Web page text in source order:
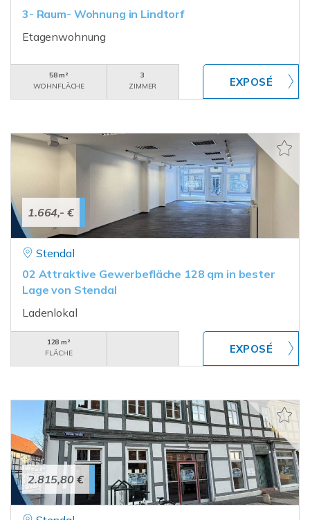
3- Raum- Wohnung in Lindtorf
Etagenwohnung
58 m²
WOHNFLÄCHE
3
ZIMMER
1.664,- €
Stendal
02 Attraktive Gewerbefläche 128 qm in bester
Lage von Stendal
Ladenlokal
128 m²
FLÄCHE
2.815,80 €